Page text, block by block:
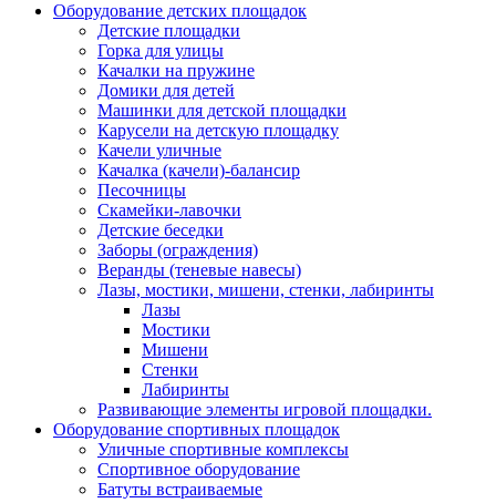
Оборудование детских площадок
Детские площадки
Горка для улицы
Качалки на пружине
Домики для детей
Машинки для детской площадки
Карусели на детскую площадку
Качели уличные
Качалка (качели)-балансир
Песочницы
Скамейки-лавочки
Детские беседки
Заборы (ограждения)
Веранды (теневые навесы)
Лазы, мостики, мишени, стенки, лабиринты
Лазы
Мостики
Мишени
Стенки
Лабиринты
Развивающие элементы игровой площадки.
Оборудование спортивных площадок
Уличные спортивные комплексы
Спортивное оборудование
Батуты встраиваемые